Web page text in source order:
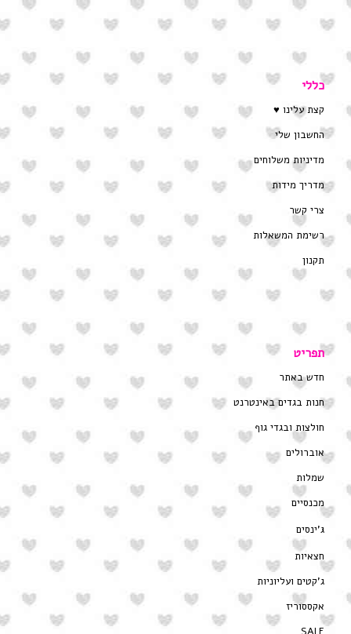
כללי
קצת עלינו ♥
החשבון שלי
מדיניות משלוחים
מדריך מידות
צרי קשר
רשימת המשאלות
תקנון
תפריט
חדש באתר
חנות בגדים באינטרנט
חולצות ובגדי גוף
אוברולים
שמלות
מכנסיים
ג’ינסים
חצאיות
ג’קטים ועליוניות
אקססוריז